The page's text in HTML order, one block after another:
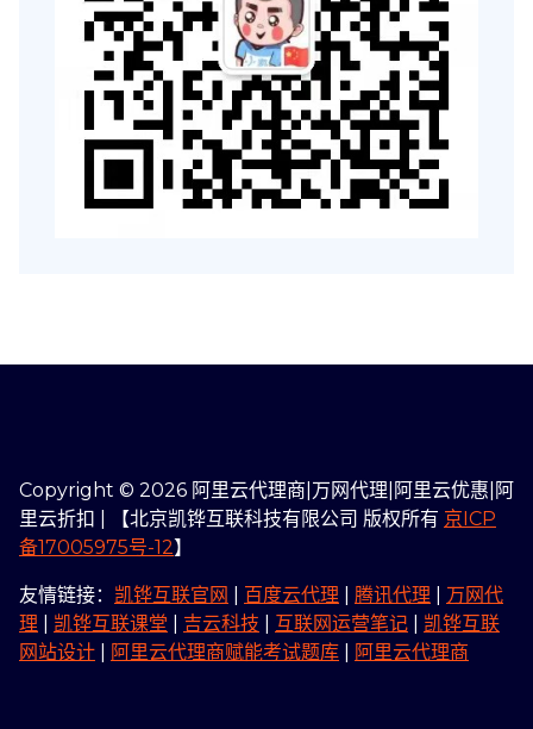
Copyright © 2026 阿里云代理商|万网代理|阿里云优惠|阿
里云折扣 | 【北京凯铧互联科技有限公司 版权所有 京ICP
备17005975号-12】
友情链接： 凯铧互联官网 百度云代理 腾讯代理
万网代
理
凯铧互联课堂 吉云科技 互联网运营笔记
凯铧互联
网站设计
阿里云代理商赋能考试题库 阿里云代理商